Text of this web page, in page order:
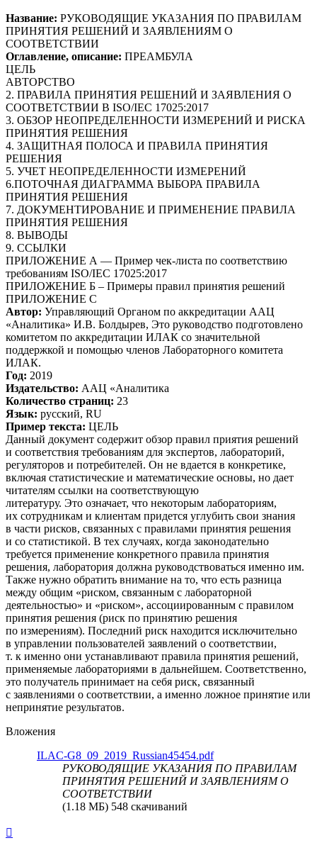
Название: РУКОВОДЯЩИЕ УКАЗАНИЯ ПО ПРАВИЛАМ
ПРИНЯТИЯ РЕШЕНИЙ И ЗАЯВЛЕНИЯМ О
СООТВЕТСТВИИ
Оглавление, описание: ПРЕАМБУЛА
ЦЕЛЬ
АВТОРСТВО
2. ПРАВИЛА ПРИНЯТИЯ РЕШЕНИЙ И ЗАЯВЛЕНИЯ О
СООТВЕТСТВИИ В ISO/IEC 17025:2017
3. ОБЗОР НЕОПРЕДЕЛЕННОСТИ ИЗМЕРЕНИЙ И РИСКА
ПРИНЯТИЯ РЕШЕНИЯ
4. ЗАЩИТНАЯ ПОЛОСА И ПРАВИЛА ПРИНЯТИЯ
РЕШЕНИЯ
5. УЧЕТ НЕОПРЕДЕЛЕННОСТИ ИЗМЕРЕНИЙ
6.ПОТОЧНАЯ ДИАГРАММА ВЫБОРА ПРАВИЛА
ПРИНЯТИЯ РЕШЕНИЯ
7. ДОКУМЕНТИРОВАНИЕ И ПРИМЕНЕНИЕ ПРАВИЛА
ПРИНЯТИЯ РЕШЕНИЯ
8. ВЫВОДЫ
9. ССЫЛКИ
ПРИЛОЖЕНИЕ А — Пример чек-листа по соответствию
требованиям ISO/IEC 17025:2017
ПРИЛОЖЕНИЕ Б – Примеры правил принятия решений
ПРИЛОЖЕНИЕ С
Автор: Управляющий Органом по аккредитации ААЦ
«Аналитика» И.В. Болдырев, Это руководство подготовлено
комитетом по аккредитации ИЛАК со значительной
поддержкой и помощью членов Лабораторного комитета
ИЛАК.
Год: 2019
Издательство: ААЦ «Аналитика
Количество страниц: 23
Язык: русский, RU
Пример текста: ЦЕЛЬ
Данный документ содержит обзор правил приятия решений
и соответствия требованиям для экспертов, лабораторий,
регуляторов и потребителей. Он не вдается в конкретике,
включая статистические и математические основы, но дает
читателям ссылки на соответствующую
литературу. Это означает, что некоторым лабораториям,
их сотрудникам и клиентам придется углубить свои знания
в части рисков, связанных с правилами принятия решения
и со статистикой. В тех случаях, когда законодательно
требуется применение конкретного правила принятия
решения, лаборатория должна руководствоваться именно им.
Также нужно обратить внимание на то, что есть разница
между общим «риском, связанным с лабораторной
деятельностью» и «риском», ассоциированным с правилом
принятия решения (риск по принятию решения
по измерениям). Последний риск находится исключительно
в управлении пользователей заявлений о соответствии,
т. к именно они устанавливают правила принятия решений,
применяемые лабораториями в дальнейшем. Соответственно,
это получатель принимает на себя риск, связанный
с заявлениями о соответствии, а именно ложное принятие или
непринятие результатов.
Вложения
ILAC-G8_09_2019_Russian45454.pdf
РУКОВОДЯЩИЕ УКАЗАНИЯ ПО ПРАВИЛАМ
ПРИНЯТИЯ РЕШЕНИЙ И ЗАЯВЛЕНИЯМ О
СООТВЕТСТВИИ
(1.18 МБ) 548 скачиваний